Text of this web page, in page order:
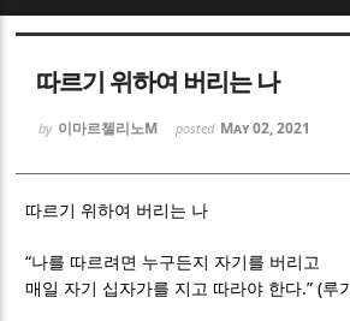
따르기 위하여 버리는 나
by 이마르첼리노M posted May 02, 2021
따르기 위하여 버리는 나
“나를 따르려면 누구든지 자기를 버리고
매일 자기 십자가를 지고 따라야 한다.” (루
Sketchbook5, 스케치북5
Sketchbook5, 스케
Sketchbook5, 스케치북5
Sketchbook5, 스케